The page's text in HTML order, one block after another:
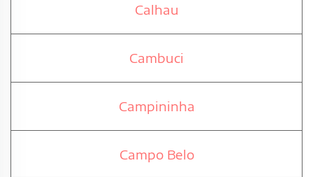
Calhau
Cambuci
Campininha
Campo Belo